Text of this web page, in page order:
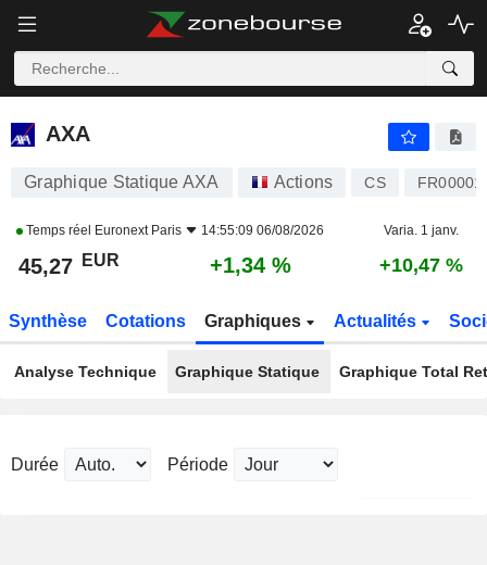
AXA
AXA
Graphique Statique AXA Actions CS
Temps réel Euronext Paris 14:55:09 06/08/2026 Varia. 1 janv.
45,27 EUR +1,34 % +10,47 %
Synthèse Cotations Graphiques Actualités
Analyse Technique Graphique Statique Graphique Total
Durée Période